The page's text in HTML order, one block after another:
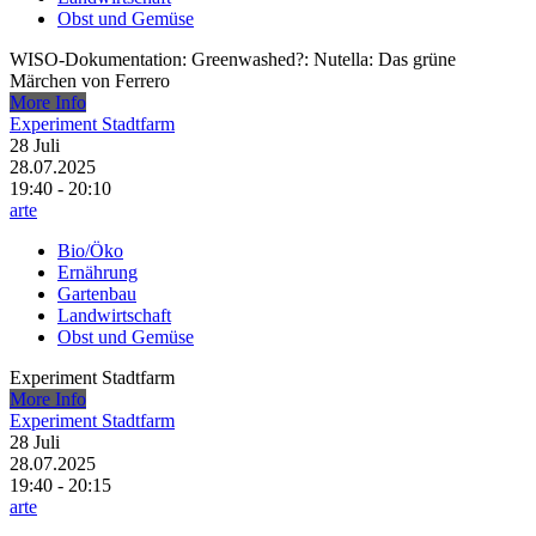
Obst und Gemüse
WISO-Dokumentation: Greenwashed?: Nutella: Das grüne
Märchen von Ferrero
More Info
Experiment Stadtfarm
28 Juli
28.07.2025
19:40 - 20:10
arte
Bio/Öko
Ernährung
Gartenbau
Landwirtschaft
Obst und Gemüse
Experiment Stadtfarm
More Info
Experiment Stadtfarm
28 Juli
28.07.2025
19:40 - 20:15
arte